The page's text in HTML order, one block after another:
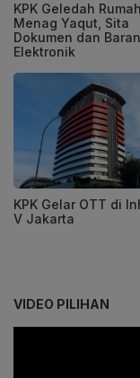
KPK Geledah
Menag Yaqut, Sita
Dokumen dan
Elektronik
KPK Gelar OTT di
V Jakarta
VIDEO PILIHAN